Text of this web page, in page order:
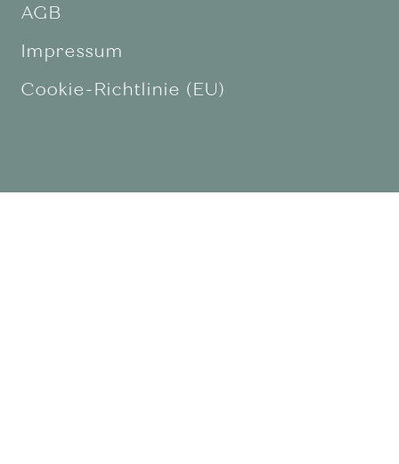
AGB
Impressum
Cookie-Richtlinie (EU)